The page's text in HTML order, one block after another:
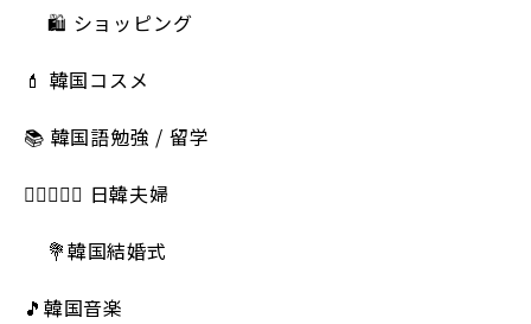
🛍️ ショッピング
💄 韓国コスメ
📚 韓国語勉強 / 留学
👩🏻‍❤️‍👨🏻 日韓夫婦
💐韓国結婚式
🎵韓国音楽